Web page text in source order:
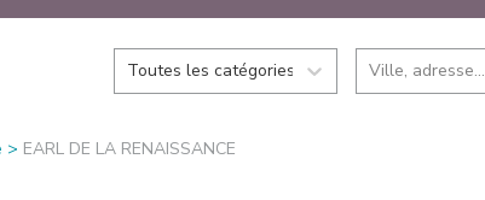
Toutes les catégories Ville, adresse...
> EARL DE LA RENAISSANCE